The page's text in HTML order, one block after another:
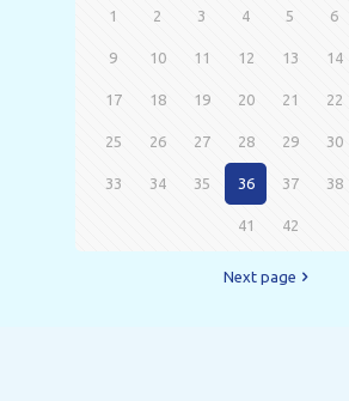
1 2 3 4 5 6
9 10 11 12 13 14
17 18 19 20 21 22
25 26 27 28 29 30
33 34 35 36 37 38
41 42
Next page